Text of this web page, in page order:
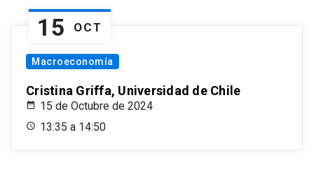
15 OCT
Macroeconomía
Cristina Griffa, Universidad de Chile
15 de Octubre de 2024
13:35 a 14:50